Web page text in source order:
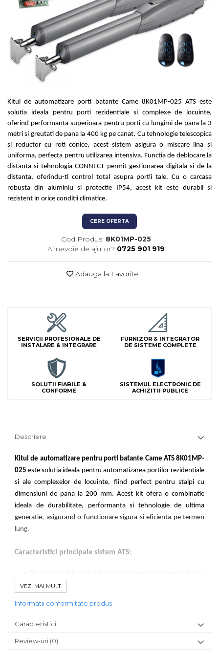
Kit-uri Feronerie Telescopice
Bariere Auto / Sisteme
Parcare
Kit-uri Bariere Auto
Bariere Automate
Brate Bariere Auto
Accesorii Bariere Auto
Bolarzi antiterorism
Usi de Garaj
Motoare Usi Garaj
Kit-uri Usi Garaj
Sine de Ghidaj
Accesorii
Fotocelule
Module de Comanda
Receptoare
Telecomenzi
Electromagneti
Hard Disk-uri
NVR - Network Video Recorder
Kitul de automatizare porti batante Came 8K01MP-025 ATS este
solutia ideala pentru porti rezidentiale si complexe de locuinte,
oferind performanta superioara pentru porti cu lungimi de pana la 3
metri si greutati de pana la 400 kg pe canat. Cu tehnologie telescopica
si reductor cu roti conice, acest sistem asigura o miscare lina si
uniforma, perfecta pentru utilizarea intensiva. Functia de deblocare la
distanta si tehnologia CONNECT permit gestionarea digitala si de la
distanta, oferindu-ti control total asupra portii tale. Cu o carcasa
robusta din aluminiu si protectie IP54, acest kit este durabil si
rezistent in orice conditii climatice.
CERE OFERTA
Cod Produs: 8K01MP-025
Ai nevoie de ajutor? 0725 901 919
Adauga la Favorite
SERVICII PROFESIONALE DE
INSTALARE & INTEGRARE
FURNIZOR & INTEGRATOR
DE SISTEME COMPLETE
SOLUTII FIABILE &
CONFORME
SISTEMUL ELECTRONIC DE
ACHIZITII PUBLICE
Descriere
Kitul de automatizare pentru porti batante Came ATS 8K01MP-
025 este solutia ideala pentru automatizarea portilor rezidentiale
si ale complexelor de locuinte, fiind perfect pentru stalpi cu
dimensiuni de pana la 200 mm. Acest kit ofera o combinatie
ideala de durabilitate, performanta si tehnologie de ultima
generatie, asigurand o functionare sigura si eficienta pe termen
lung.
Caracteristici principale sistem ATS:
din aluminiu turnat sub presiune, oferind durabilitate si
Reductor cu roti conice:
lina si uniforma a portilor batante, imbunatatind performanta si
•Sistem de deblocare de la distanta:
In caz de necesitate,
VEZI MAI MULT
Informatii conformitate produs
Caracteristici
Review-uri (0)